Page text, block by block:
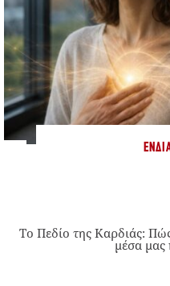
Το Πεδίο της Καρδιάς:
μέσα